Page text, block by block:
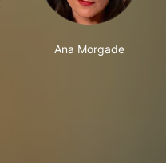
Ana Morgade